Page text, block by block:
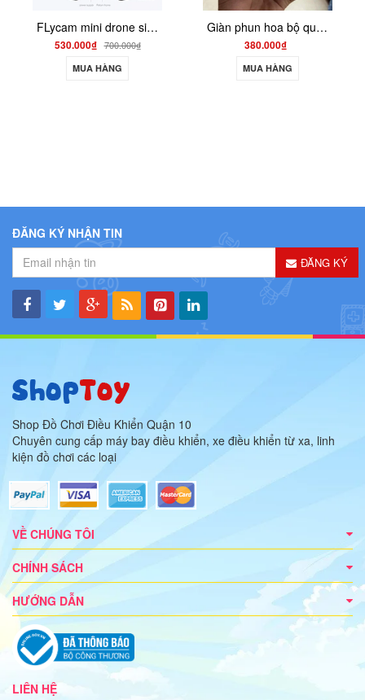
FLycam mini drone siêu nhỏ bay đầm siêu bền ls001
530.000₫ 700.000₫
MUA HÀNG
Giàn phun hoa bộ quốc phòng 25 v hàng có giấy
380.000₫
MUA HÀNG
ĐĂNG KÝ NHẬN TIN
ĐĂNG KÝ
Shop Đồ Chơi Điều Khiển Quận 10
Chuyên cung cấp máy bay điều khiển, xe điều khiển từ xa, linh
kiện đồ chơi các loại
VỀ CHÚNG TÔI
CHÍNH SÁCH
HƯỚNG DẪN
LIÊN HỆ